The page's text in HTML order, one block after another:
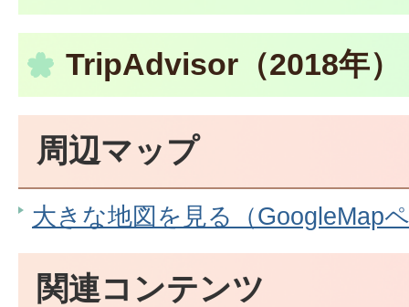
TripAdvisor（2018年）
周辺マップ
大きな地図を見る（GoogleMap
関連コンテンツ